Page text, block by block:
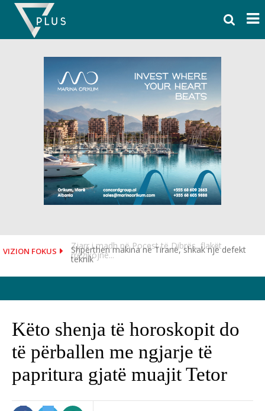
Skip
content
VIZION FOKUS
Shpërthen makina në Tiranë, shkak një defekt
teknik
Këto shenja të horoskopit do
të përballen me ngjarje të
papritura gjatë muajit Tetor